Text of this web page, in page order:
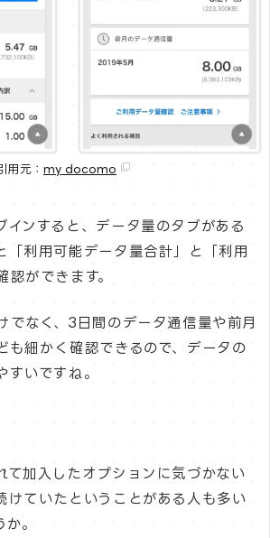
用元： my docomo
インすると、データ量のタブがある
「利用可能データ量合計」と「利用
認ができます。
でなく、3日間のデータ通信量や前月
も細かく確認できるので、データの
すいですね。
て加入したオプションに気づかない
けていたということがある人も多い
。